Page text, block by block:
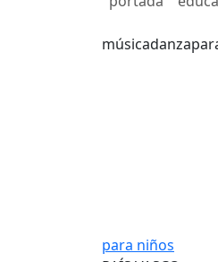
músicadanza
para niños